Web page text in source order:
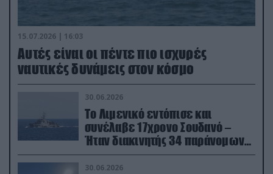
15.07.2026 | 16:03
Aυτές είναι οι πέντε πιο ισχυρές
ναυτικές δυνάμεις στον κόσμο
30.06.2026
Το Λιμενικό εντόπισε και
συνέλαβε 17χρονο Σουδανό –
Ήταν διακινητής 34 παράνομων
μεταναστών
30.06.2026